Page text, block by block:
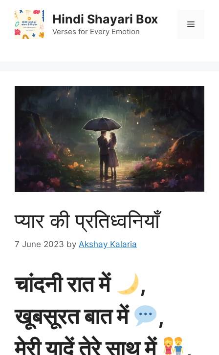
content
Hindi Shayari Box
Verses for Every Emotion
Menu
प्यार की प्रतिध्वनियाँ
7 June 2023 by Akshay Kalaria
चांदनी रात में
,
खूबसूरत बात में
,
मेरी यादें तेरे साथ में
,